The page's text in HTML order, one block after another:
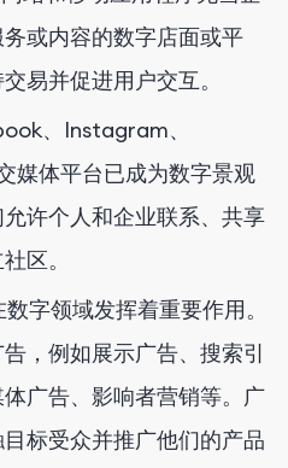
或内容的数字店面或平
易并促进用户交互。
、Instagram、
媒体平台已成为数字景观
许个人和企业联系、共享
区。
字领域发挥着重要作用。
，例如展示广告、搜索引
广告、影响者营销等。广
标受众并推广他们的产品